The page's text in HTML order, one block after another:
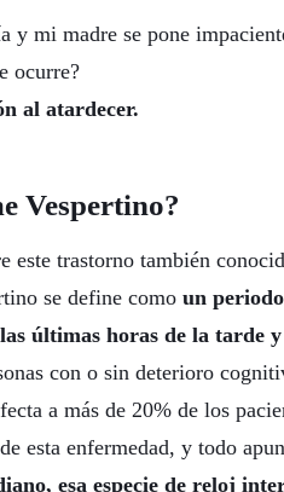
y mi madre se pone
ocurre?
al atardecer.
Vespertino?
este trastorno también
se define como un
últimas horas de la tarde
con o sin deterioro
a más de 20% de los
esta enfermedad, y todo
esa especie de reloj